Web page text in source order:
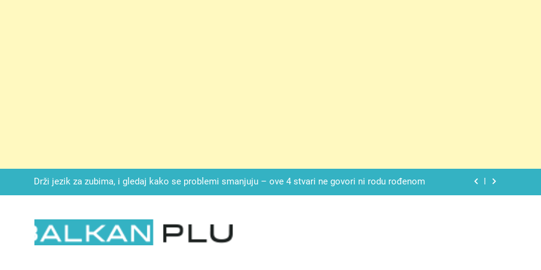
Drži jezik za zubima, i gledaj kako se problemi smanjuju – ove 4 stvari ne govori ni rodu rođenom
SIROMAŠNI DJEČAK VRATIO JE TENISICE MOGA SINA — ALI KADA SAM MU POGLEDAO U OČI, ISPUSTIO
SAM ČAŠU: BIO JE SIN ŽENE ZA KOJU SU MI REKLI DA JE MRTVA Advertisements